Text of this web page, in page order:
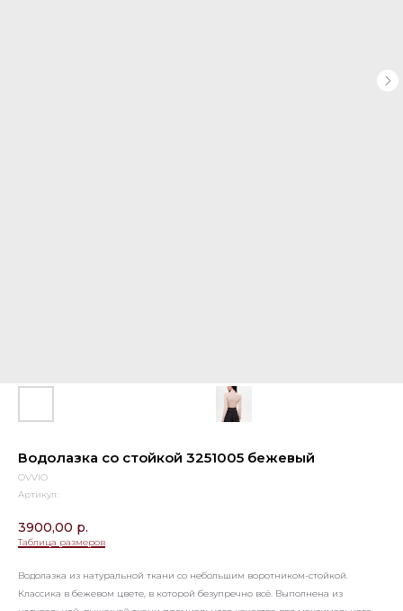
Водолазка со стойкой 3251005 бежевый
OVVIO
Артикул:
3900,00 р.
Таблица размеров
Водолазка из натуральной ткани со небольшим воротником-стойкой.
Классика в бежевом цвете, в которой безупречно всё. Выполнена из